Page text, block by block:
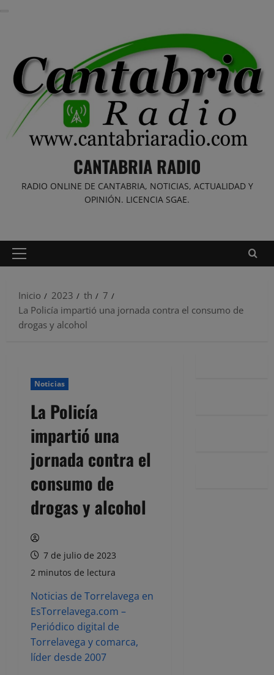
CANTABRIA RADIO
RADIO ONLINE DE CANTABRIA, NOTICIAS, ACTUALIDAD Y
OPINIÓN. LICENCIA SGAE.
Menú
Inicio
2023 th
7
La Policía impartió una jornada contra el consumo de
drogas y alcohol
Noticias
La Policía
impartió una
jornada contra el
consumo de
drogas y alcohol
7 de julio de 2023
2 minutos de lectura
Noticias de Torrelavega en
EsTorrelavega.com –
Periódico digital de
Torrelavega y comarca,
líder desde 2007